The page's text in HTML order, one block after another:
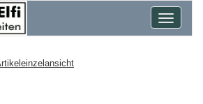
Toggle